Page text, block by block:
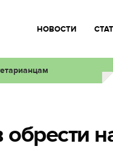
НОВОСТИ
обрести